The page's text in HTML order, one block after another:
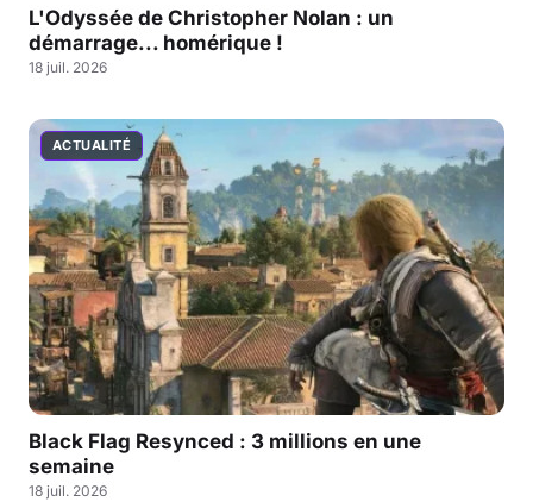
L'Odyssée de Christopher Nolan : un
démarrage... homérique !
18 juil. 2026
ACTUALITÉ
Black Flag Resynced : 3 millions en une
semaine
18 juil. 2026